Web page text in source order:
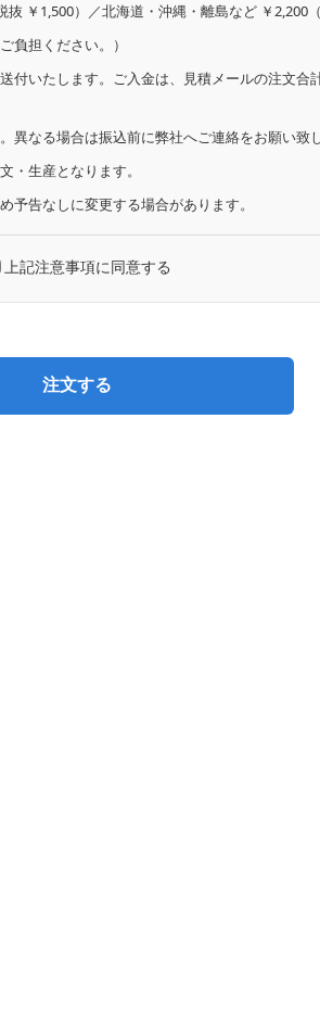
￥1,500）／北海道・沖縄・離島など ￥2,200（
負担ください。）
付いたします。ご入金は、見積メールの注文合
なる場合は振込前に弊社へご連絡をお願い致し
・生産となります。
告なしに変更する場合があります。
上記注意事項に同意する